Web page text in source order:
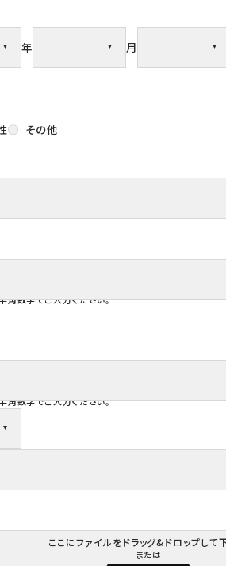
年 月
その他
角数字でご入力ください。
角数字でご入力ください。
ここにファイルをドラッグ&ドロップして
または